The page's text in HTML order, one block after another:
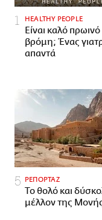
HEALTHY PEOPLE
Είναι καλό
βρόμη; Ένας
απαντά
ΡΕΠΟΡΤΑΖ
Το θολό και
μέλλον της